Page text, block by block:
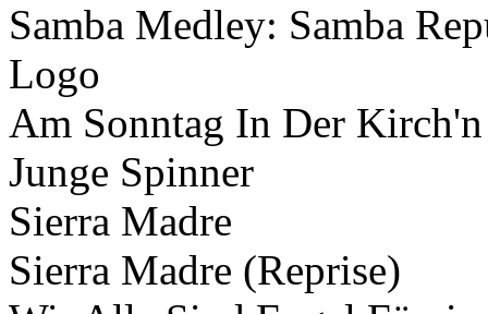
Samba Medley: Samba
Logo
Am Sonntag In Der Kirch'n
Junge Spinner
Sierra Madre
Sierra Madre (Reprise)